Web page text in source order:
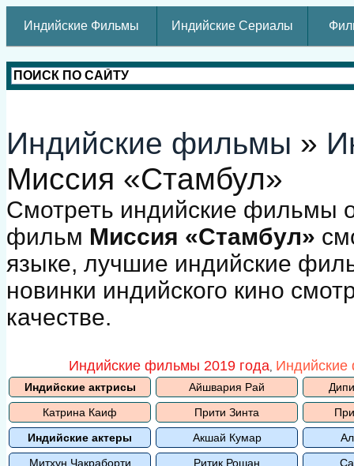
Индийские Фильмы Индийские Сериалы
Индийские фильмы »
Миссия «Стамбул»
Смотреть индийские фильмы
фильм Миссия «Стамбул»
языке, лучшие индийские
новинки индийского кино
качестве.
Индийские фильмы 2019 года,
Индийские актрисы Айшвария Рай
Катрина Каиф
Прити Зинта
Индийские актеры
Акшай Кумар
Митхун Чакраборти
Ритик Рошан